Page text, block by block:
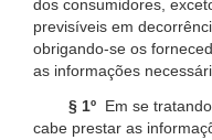
dos consumidores,
previsíveis em
obrigando-se os
as informações
§ 1º Em se
cabe prestar as